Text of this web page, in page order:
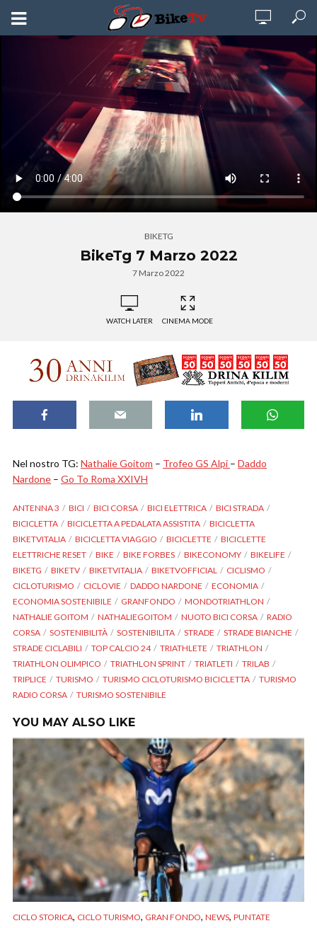
BIKETG
BikeTg 7 Marzo 2022
7 Marzo 2022
WATCH LATER CINEMA MODE
Nel nostro TG: Nathalie Goitom – Trofeo GS Alpi – Daddo
Nardone – Go To Roma XXIVH
ANTENNA 3 BICI BICI CORSA BICI ELETTRICA
BICI STRADA
BICICLETTA
BICICLETTA A PEDALATA ASSISTITA
BICICLETTA
BIKETVITALIA
BICICLETTA VIAGGIO BICICLETTE
BICICLETTE
ELETTRICHE RESET
BIKE BIKE FORBES BIKECONOMY
BIKELIFE
BIKETG
BIKETV BIKETVITALIA BIKETVOFFICIAL
CICLISMO
CICLOTURISMO
CICLOVIE DADDO NARDONE
ECONOMIA
ECONOMIA SOSTENIBILE
GRANFONDO
MONDOTRIATHLON
NATHALIE GOITOM
NATHALIEGOITOM NUOTO BICI CORSA
RADIO
CORSA
SOSTENIBILITÀ SOSTENIBILITA STRADE
STRADE BIANCHE
STRADE CICLABILI
TOP CALCIO 24 TRIATHLETE
TRIATHLON
TRIATHLON OLIMPICO
TRIATHLON SPRINT TRIATLETI
TRILAB
TRIPLICE
TURISMO TURISMO CICLOTURISMO BICICLETTA
TURISMO
RADIO CORSA
TURISMO SOSTENIBILE
YOU MAY ALSO LIKE
CICLO STORICA, CICLO TURISMO, GRAN FONDO, NEWS, PUNTATE